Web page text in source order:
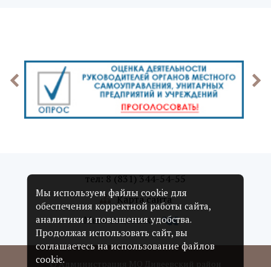
тел: 8 (831) 344-54-55
Карта сайта
Мы в соцсетях:
© Администрация МО Дивеевский район
Мы используем файлы cookie для
обеспечения корректной работы сайта,
аналитики и повышения удобства.
Продолжая использовать сайт, вы
соглашаетесь на использование файлов
cookie.